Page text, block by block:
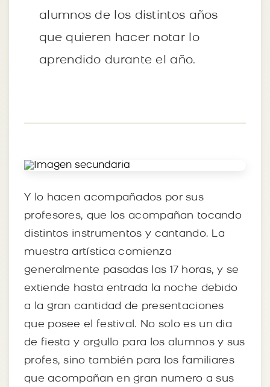
alumnos de los distintos años
que quieren hacer notar lo
aprendido durante el año.
Y lo hacen acompañados por sus
profesores, que los acompañan tocando
distintos instrumentos y cantando. La
muestra artística comienza
generalmente pasadas las 17 horas, y se
extiende hasta entrada la noche debido
a la gran cantidad de presentaciones
que posee el festival. No solo es un dia
de fiesta y orgullo para los alumnos y sus
profes, sino también para los familiares
que acompañan en gran numero a sus